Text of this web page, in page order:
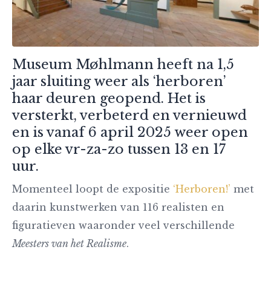
Museum Møhlmann heeft na 1,5
jaar sluiting weer als ‘herboren’
haar deuren geopend. Het is
versterkt, verbeterd en vernieuwd
en is vanaf 6 april 2025 weer open
op elke vr-za-zo tussen 13 en 17
uur.
Momenteel loopt de expositie ‘Herboren!’ met
daarin kunstwerken van 116 realisten en
figuratieven waaronder veel verschillende
Meesters van het Realisme.